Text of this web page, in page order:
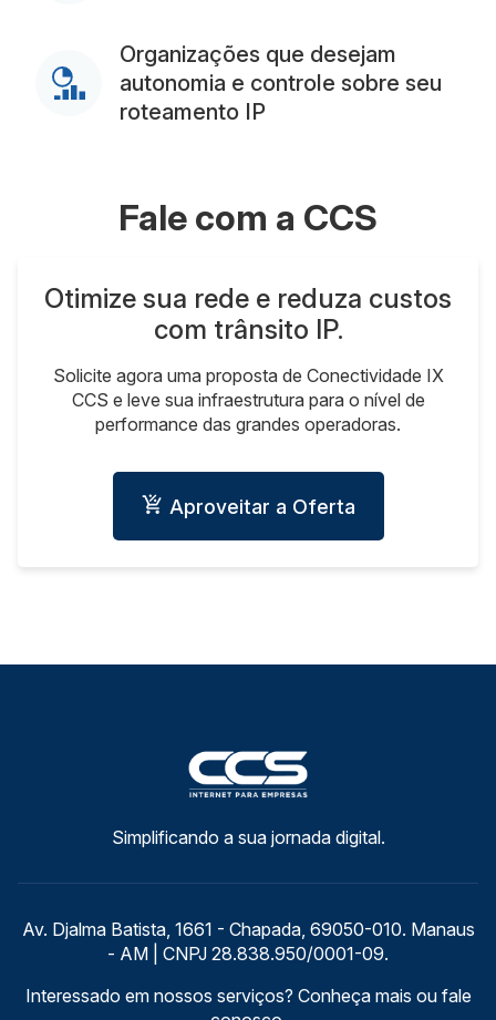
Organizações que desejam
autonomia e controle sobre seu
roteamento IP
Fale com a CCS
Otimize sua rede e reduza custos
com trânsito IP.
Solicite agora uma proposta de Conectividade IX
CCS e leve sua infraestrutura para o nível de
performance das grandes operadoras.
Aproveitar a Oferta
Simplificando a sua jornada digital.
Av. Djalma Batista, 1661 - Chapada, 69050-010. Manaus
- AM | CNPJ 28.838.950/0001-09.
Interessado em nossos serviços? Conheça mais ou fale